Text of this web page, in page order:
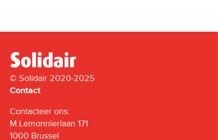
© Solidair 2020-2025
Contact
Contacteer ons:
M.Lemonnierlaan 171
1000 Brussel